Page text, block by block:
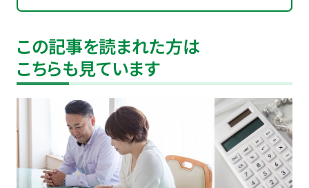
この記事を読まれた方は
こちらも見ています